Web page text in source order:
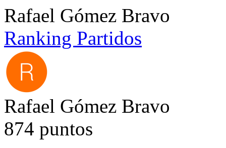
Rafael Gómez Bravo
Ranking Partidos
Rafael Gómez Bravo
874 puntos